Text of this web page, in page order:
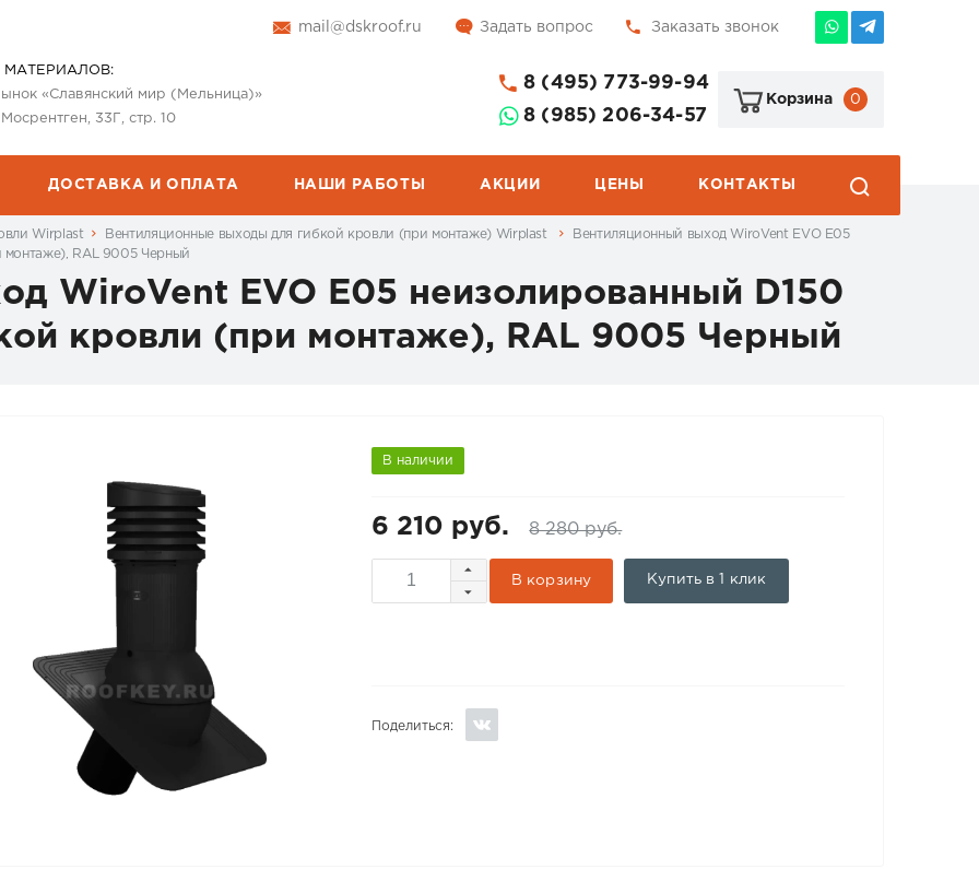
mail@dskroof.ru Задать вопрос Заказать звонок
«Славянский мир (Мельница)»
33Г, стр. 10
8 (495) 773-99-94
8 (985) 206-34-57
Корзина 0
ДОСТАВКА И ОПЛАТА НАШИ РАБОТЫ АКЦИИ ЦЕНЫ КОНТАКТЫ
Wirplast Вентиляционные выходы для гибкой кровли (при монтаже) Wirplast
Вентиляционный выход WiroVent EVO E05
монтаже), RAL 9005 Черный
WiroVent EVO E05 неизолированный D150
кровли (при монтаже), RAL 9005 Черный
В наличии
6 210 руб. 8 280 руб.
В корзину Купить в 1 клик
Поделиться: